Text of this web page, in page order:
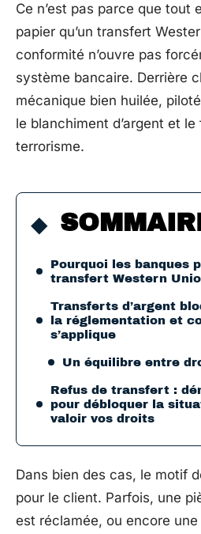
Ce n’est pas parce que tout
papier qu’un transfert
conformité n’ouvre pas
système bancaire. Derrière
mécanique bien huilée,
le blanchiment d’argent et
terrorisme.
Pourquoi les banques
transfert Western
Transferts d’argent
la réglementation et
s’applique
Un équilibre entre
Refus de transfert :
pour débloquer la
valoir vos droits
Dans bien des cas, le motif
pour le client. Parfois, une
est réclamée, ou encore